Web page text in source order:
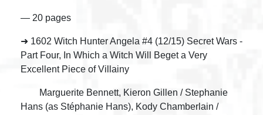
— 20 pages
➜ 1602 Witch Hunter Angela #4 (12/15) Secret Wars -
Part Four, In Which a Witch Will Beget a Very
Excellent Piece of Villainy
Marguerite Bennett, Kieron Gillen / Stephanie
Hans (as Stéphanie Hans), Kody Chamberlain /